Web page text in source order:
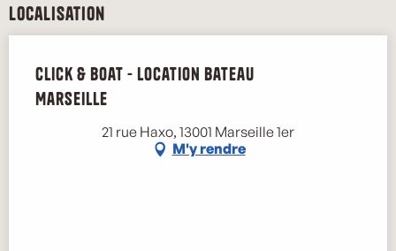
Localisation
Click & Boat - Location bateau
Marseille
21 rue Haxo, 13001 Marseille 1er
M'y rendre